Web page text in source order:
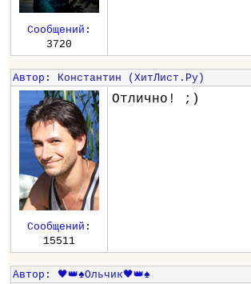
Сообщений :
3720
Автор : Константин (ХитЛист.Ру)
Отлично! ;)
Сообщений :
15511
Автор : 🖤👑♠️Ольчик🖤👑♠️